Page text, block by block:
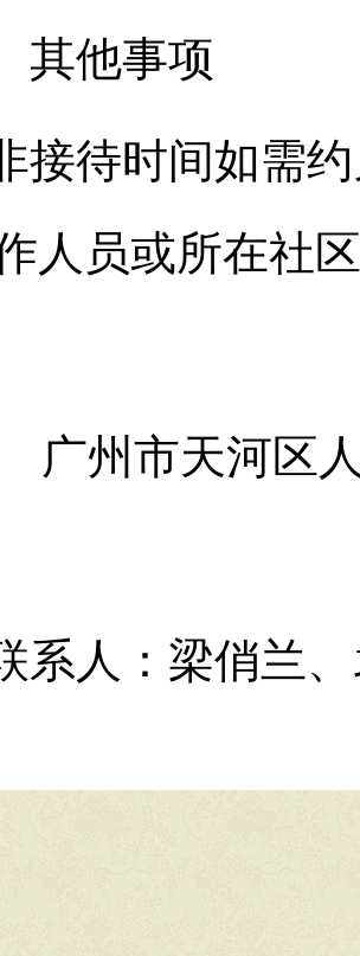
其他事项
接待时间如需
人员或所在社
广州市天河区
系人：梁俏兰